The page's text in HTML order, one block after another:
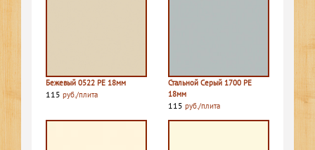
Бежевый 0522 PE 18мм
115 руб./плита
Стальной Серый 1700 PE
18мм
115 руб./плита